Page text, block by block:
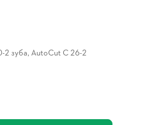
2 зуба, AutoCut C 26-2